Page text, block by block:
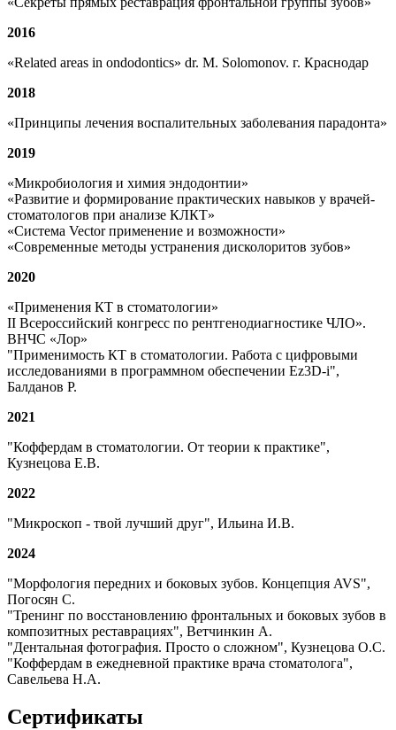
2016
«Related areas in ondodontics» dr. M. Solomonov. г. Краснодар
2018
«Принципы лечения воспалительных заболевания парадонта»
2019
«Микробиология и химия эндодонтии»
«Развитие и формирование практических навыков у врачей-
стоматологов при анализе КЛКТ»
«Система Vector применение и возможности»
«Современные методы устранения дисколоритов зубов»
2020
«Применения КТ в стоматологии»
II Всероссийский конгресс по рентгенодиагностике ЧЛО».
ВНЧС «Лор»
"Применимость КТ в стоматологии. Работа с цифровыми
исследованиями в программном обеспечении Ez3D-i",
Балданов Р.
2021
"Коффердам в стоматологии. От теории к практике",
Кузнецова Е.В.
2022
"Микроскоп - твой лучший друг", Ильина И.В.
2024
"Морфология передних и боковых зубов. Концепция AVS",
Погосян С.
"Тренинг по восстановлению фронтальных и боковых зубов в
композитных реставрациях", Ветчинкин А.
"Дентальная фотография. Просто о сложном", Кузнецова О.С.
"Коффердам в ежедневной практике врача стоматолога",
Савельева Н.А.
Сертификаты